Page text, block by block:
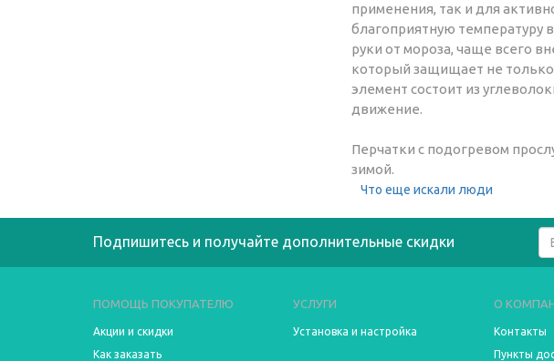
применения, так и для
благоприятную температуру
руки от мороза, чаще всего
который защищает не только
элемент состоит из
движение.
Перчатки с подогревом
зимой.
Что еще искали люди
Подпишитесь и получайте дополнительные скидки
ПОМОЩЬ ПОКУПАТЕЛЮ
Акции и скидки
Как заказать
УСЛУГИ
Установка и настройка
О
Контакты
Пункты